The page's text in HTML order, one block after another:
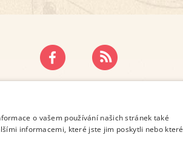
OSOBNÍCH ÚDAJŮ
o vašem používání našich stránek také
informacemi, které jste jim poskytli nebo které